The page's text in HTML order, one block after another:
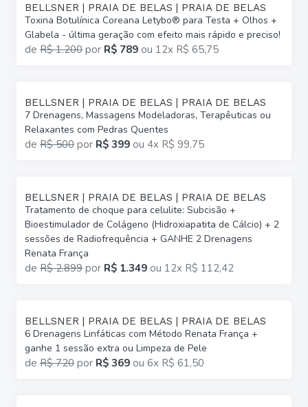
BELLSNER | PRAIA DE BELAS | PRAIA DE BELAS
Toxina Botulínica Coreana Letybo® para Testa + Olhos +
Glabela - última geração com efeito mais rápido e preciso!
de R$ 1.200 por R$ 789 ou 12x R$ 65,75
BELLSNER | PRAIA DE BELAS | PRAIA DE BELAS
7 Drenagens, Massagens Modeladoras, Terapêuticas ou
Relaxantes com Pedras Quentes
de R$ 500 por R$ 399 ou 4x R$ 99,75
BELLSNER | PRAIA DE BELAS | PRAIA DE BELAS
Tratamento de choque para celulite: Subcisão +
Bioestimulador de Colágeno (Hidroxiapatita de Cálcio) + 2
sessões de Radiofrequência + GANHE 2 Drenagens
Renata França
de R$ 2.899 por R$ 1.349 ou 12x R$ 112,42
BELLSNER | PRAIA DE BELAS | PRAIA DE BELAS
6 Drenagens Linfáticas com Método Renata França +
ganhe 1 sessão extra ou Limpeza de Pele
de R$ 720 por R$ 369 ou 6x R$ 61,50